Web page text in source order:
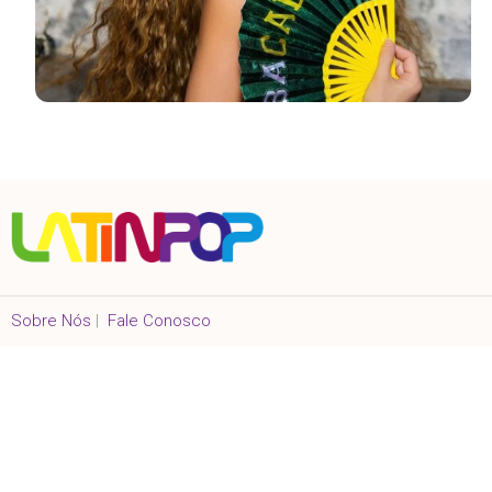
Sobre Nós | Fale Conosco